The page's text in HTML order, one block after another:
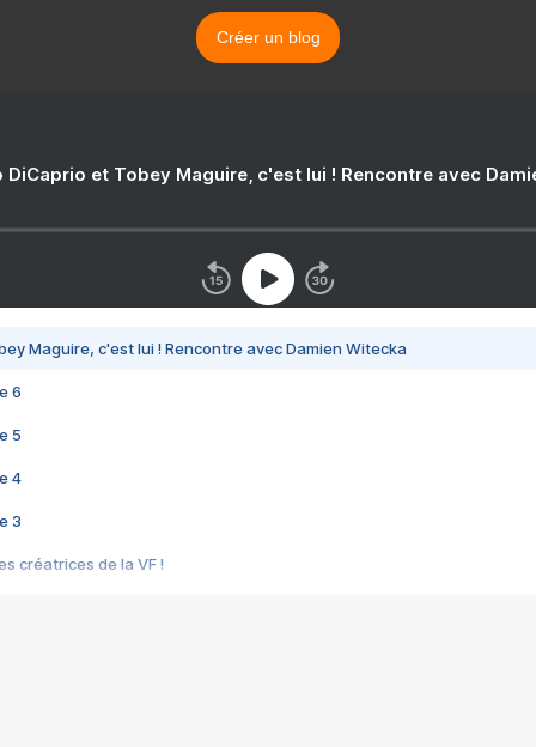
Créer un blog
DiCaprio et Tobey Maguire, c'est lui ! Rencontre avec
Maguire, c'est lui ! Rencontre avec Damien Witecka
6
5
4
3
créatrices de la VF !